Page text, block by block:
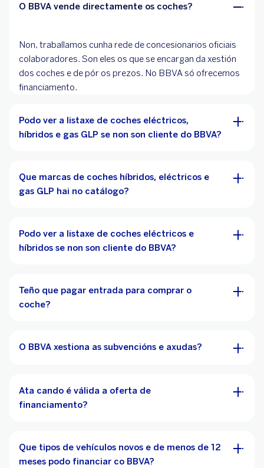
O BBVA vende directamente os coches?
Non, traballamos cunha rede de concesionarios oficiais
colaboradores. Son eles os que se encargan da xestión
dos coches e de pór os prezos. No BBVA só ofrecemos
financiamento.
Podo ver a listaxe de coches eléctricos,
híbridos e gas GLP se non son cliente do BBVA?
Que marcas de coches híbridos, eléctricos e
gas GLP hai no catálogo?
Podo ver a listaxe de coches eléctricos e
híbridos se non son cliente do BBVA?
Teño que pagar entrada para comprar o
coche?
O BBVA xestiona as subvencións e axudas?
Ata cando é válida a oferta de
financiamento?
Que tipos de vehículos novos e de menos de 12
meses podo financiar co BBVA?